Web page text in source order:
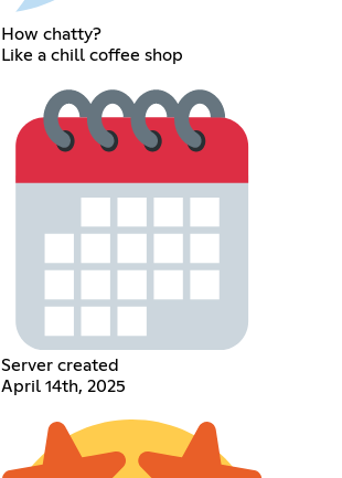
How chatty?
Like a chill coffee shop
Server created
April 14th, 2025